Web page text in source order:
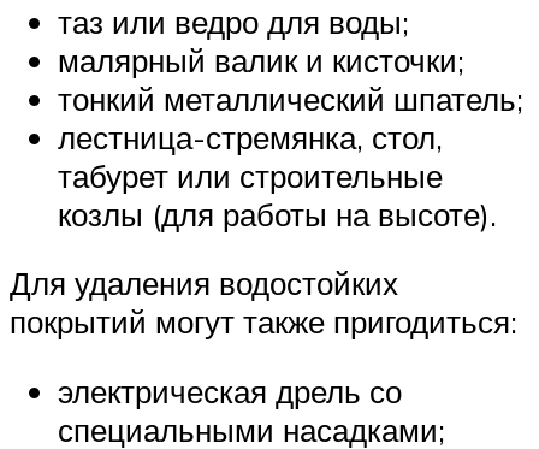
таз или ведро для воды;
малярный валик и кисточки;
тонкий металлический шпатель;
лестница-стремянка, стол,
табурет или строительные
козлы (для работы на высоте).
Для удаления водостойких
покрытий могут также пригодиться:
электрическая дрель со
специальными насадками;